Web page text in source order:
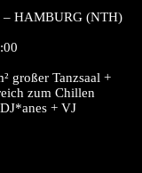
– HAMBURG (NTH)
großer Tanzsaal +
zum Chillen
+ VJ